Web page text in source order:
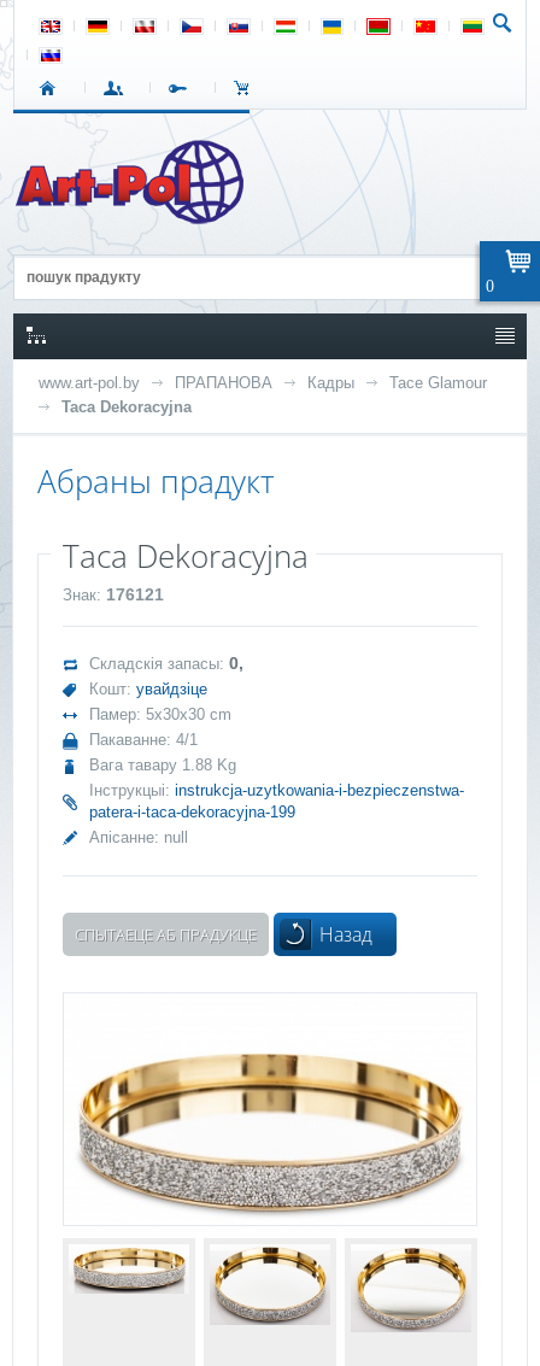
www.art-pol.by ПРАПАНОВА Кадры
Tace Glamour
Taca Dekoracyjna
Абраны прадукт
Taca Dekoracyjna
Знак: 176121
Складскія запасы:0,
Кошт:увайдзіце
Памер: 5x30x30 cm
Пакаванне: 4/1
Вага тавару 1.88 Kg
Інструкцыі:instrukcja-uzytkowania-i-bezpieczenstwa-
patera-i-taca-dekoracyjna-199
Апісанне: null
СПЫТАЕЦЕ АБ ПРАДУКЦЕ Назад
0